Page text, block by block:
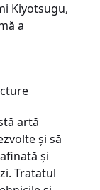
Kiyotsugu,
a
artă
şi să
şi
Tratatul